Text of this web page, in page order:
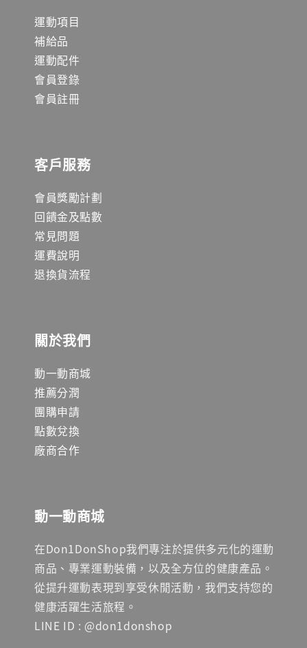
運動項目
補給品
運動配件
會員登錄
會員註冊
客戶服務
會員獎勵計劃
回饋金及點數
常見問題
運費說明
退換貨流程
關於我們
動一動商城
推薦分潤
團購申請
點數兌換
廠商合作
動一動商城
在Don1DonShop我們專注於提供多元化的運動
商品、專業運動裝備，以及全方位的健康產品。
從提升運動表現到享受休閒活動，我們支持您的
健康活躍生活旅程。
LINE ID : @don1donshop